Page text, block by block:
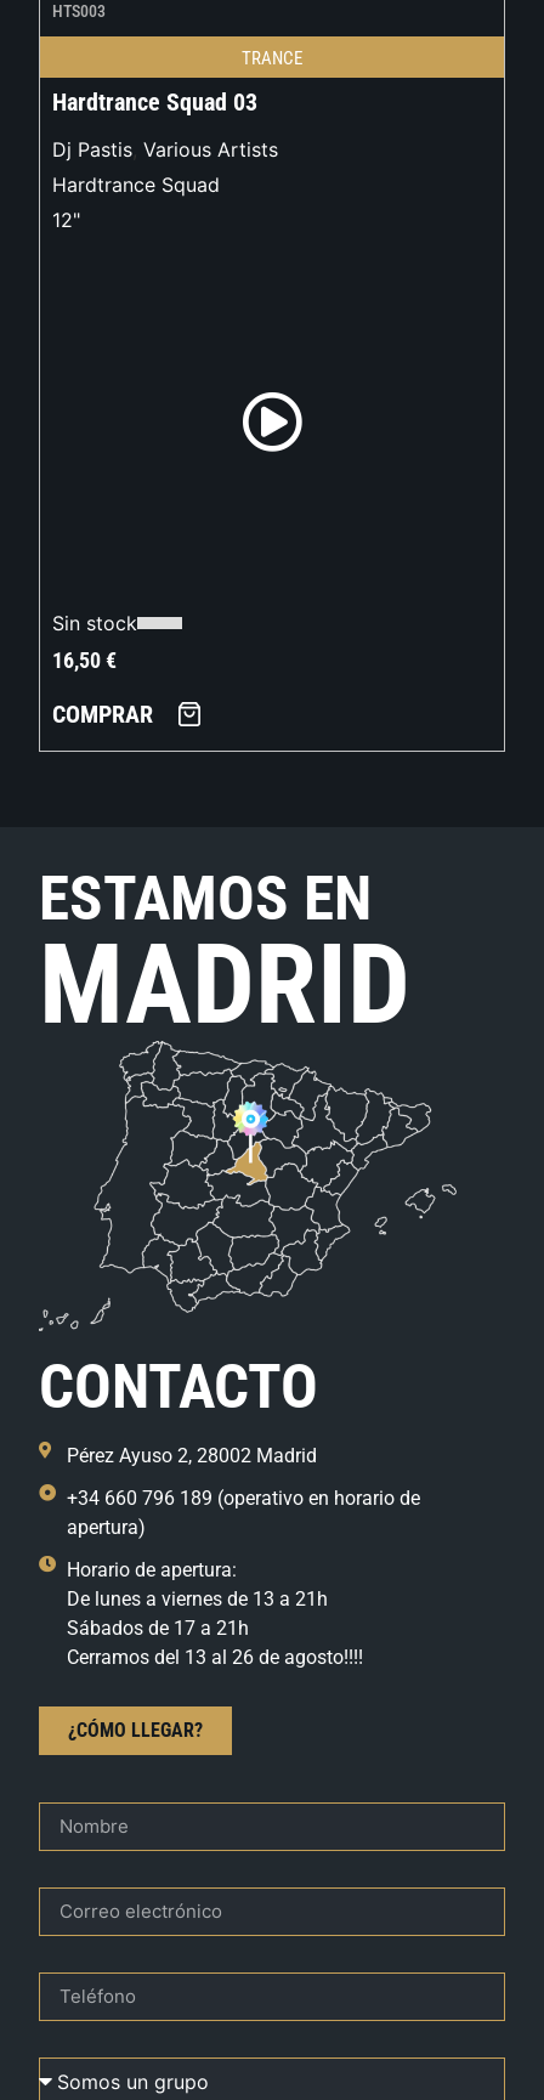
HTS003
TRANCE
Hardtrance Squad 03
Dj Pastis, Various Artists
Hardtrance Squad
12"
Sin stock
16,50€
COMPRAR
ESTAMOS EN
MADRID
CONTACTO
Pérez Ayuso 2, 28002 Madrid
+34 660 796 189 (operativo en horario de
apertura)
Horario de apertura:
De lunes a viernes de 13 a 21h
Sábados de 17 a 21h
Cerramos del 13 al 26 de agosto!!!!
¿CÓMO LLEGAR?